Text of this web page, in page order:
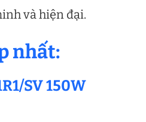
và hiện đại.
nhất:
SV 150W